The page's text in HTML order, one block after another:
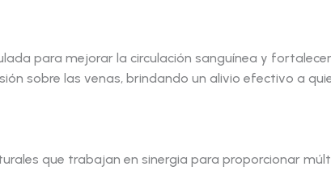
para mejorar la circulación sanguínea y
sobre las venas, brindando un alivio efectivo a
que trabajan en sinergia para proporcionar